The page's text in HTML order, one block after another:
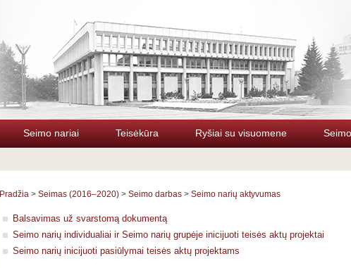
Seimo nariai Teisėkūra Ryšiai su visuomene
Pradžia > Seimas (2016–2020) > Seimo darbas > Seimo narių aktyvumas
Balsavimas už svarstomą dokumentą
Seimo narių individualiai ir Seimo narių grupėje inicijuoti teisės aktų projektai
Seimo narių inicijuoti pasiūlymai teisės aktų projektams